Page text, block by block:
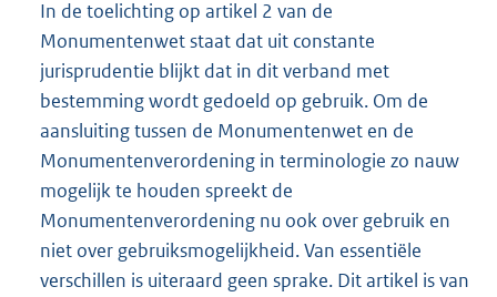
In de toelichting op artikel 2 van de
Monumentenwet staat dat uit constante
jurisprudentie blijkt dat in dit verband met
bestemming wordt gedoeld op gebruik. Om de
aansluiting tussen de Monumentenwet en de
Monumentenverordening in terminologie zo nauw
mogelijk te houden spreekt de
Monumentenverordening nu ook over gebruik en
niet over gebruiksmogelijkheid. Van essentiële
verschillen is uiteraard geen sprake. Dit artikel is van